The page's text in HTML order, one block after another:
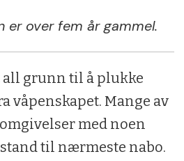
er over fem år gammel.
all grunn til å plukke
våpenskapet. Mange av
med noen
til nærmeste nabo.